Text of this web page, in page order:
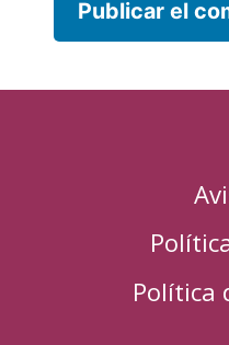
Política